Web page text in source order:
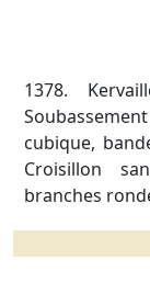
1378.
cubique,
Croisillon
branches